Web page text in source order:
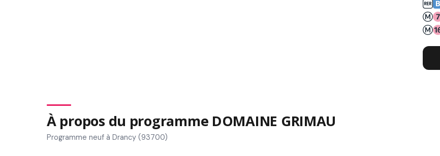
À propos du programme DOMAINE GRIMAU
Programme neuf à Drancy (93700)